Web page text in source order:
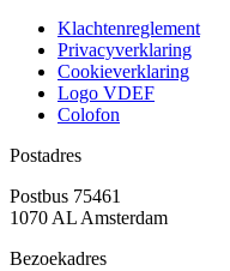
Klachtenreglement
Privacyverklaring
Cookieverklaring
Logo VDEF
Colofon
Postadres
Postbus 75461
1070 AL Amsterdam
Bezoekadres